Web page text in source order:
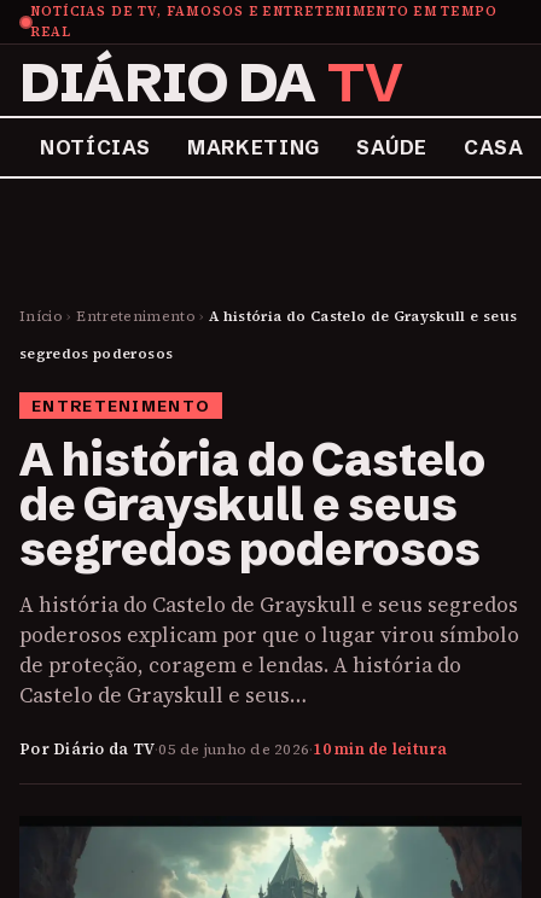
NOTÍCIAS DE TV, FAMOSOS E ENTRETENIMENTO EM TEMPO
REAL
DIÁRIO DATV
NOTÍCIAS MARKETING SAÚDE CASA
Início › Entretenimento › A história do Castelo de Grayskull e seus
segredos poderosos
ENTRETENIMENTO
A história do Castelo
de Grayskull e seus
segredos poderosos
A história do Castelo de Grayskull e seus segredos
poderosos explicam por que o lugar virou símbolo
de proteção, coragem e lendas. A história do
Castelo de Grayskull e seus…
Por Diário da TV·05 de junho de 2026·10 min de leitura